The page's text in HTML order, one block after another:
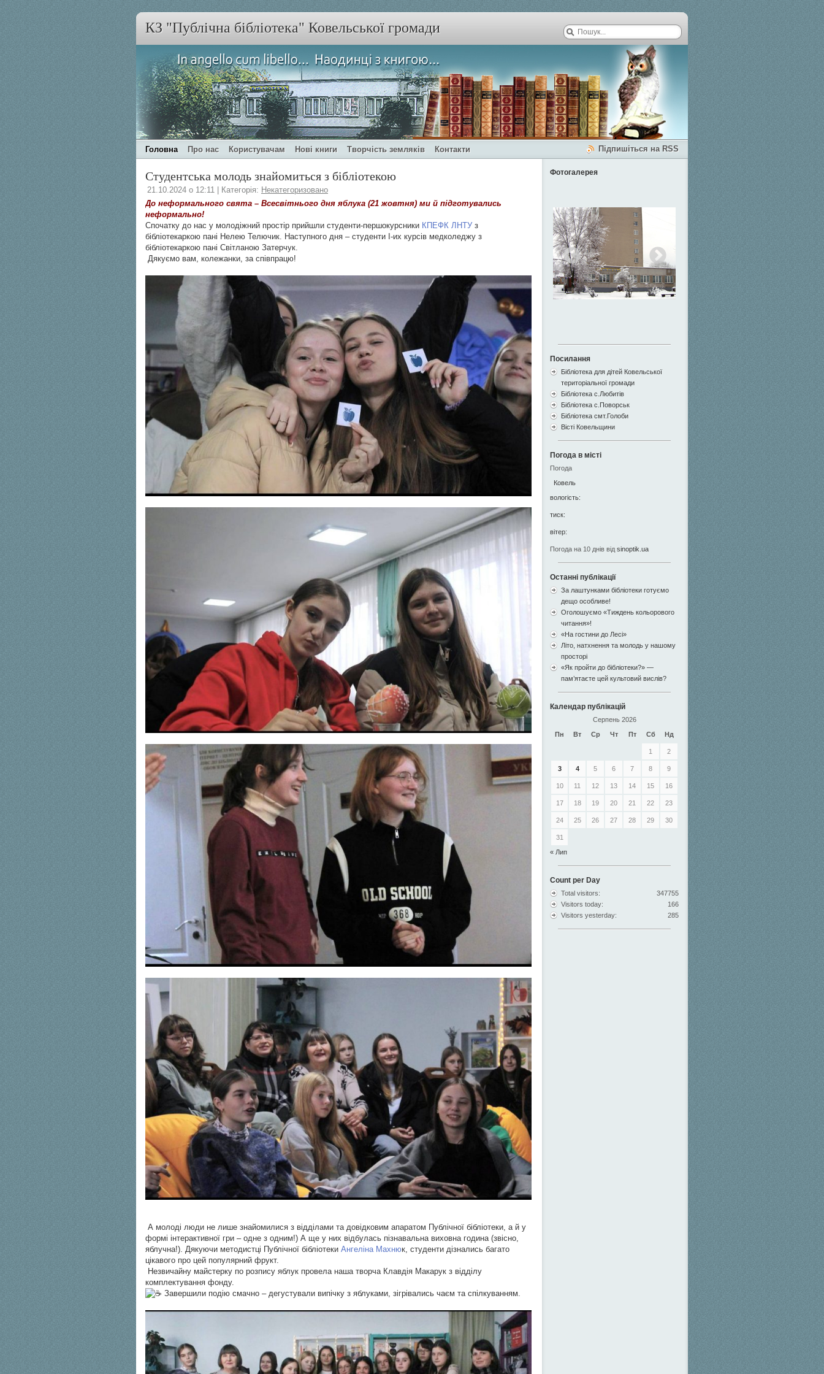
КЗ "Публічна бібліотека" Ковельської громади
Головна Про нас Користувачам Нові книги Творчість земляків Контакти Підпишіться на RSS
Студентська молодь знайомиться з бібліотекою
21.10.2024 о 12:11 | Категорія: Некатегоризовано
До неформального свята – Всесвітнього дня яблука (21 жовтня) ми й підготувались
неформально!
Спочатку до нас у молодіжний простір прийшли студенти-першокурсники КПЕФК ЛНТУ з
бібліотекаркою пані Нелею Телючик. Наступного дня – студенти I-их курсів медколеджу з
бібліотекаркою пані Світланою Затерчук.
Дякуємо вам, колежанки, за співпрацю!
А молоді люди не лише знайомилися з відділами та довідковим апаратом Публічної бібліотеки, а й у
формі інтерактивної гри – одне з одним!) А ще у них відбулась пізнавальна виховна година (звісно,
яблучна!). Дякуючи методистці Публічної бібліотеки Ангеліна Махнюк, студенти дізнались багато
цікавого про цей популярний фрукт.
Незвичайну майстерку по розпису яблук провела наша творча Клавдія Макарук з відділу
комплектування фонду.
Завершили подію смачно – дегустували випічку з яблуками, зігрівались чаєм та спілкуванням.
Фотогалерея
Посилання
Бібліотека для дітей Ковельської
територіальної громади
Бібліотека с.Любитів
Бібліотека с.Поворськ
Бібліотека смт.Голоби
Вісті Ковельщини
Погода в місті
Погода
Ковель
вологість:
тиск:
вітер:
Погода на 10 днів від sinoptik.ua
Останні публікації
За лаштунками бібліотеки готуємо
дещо особливе!
Оголошуємо «Тиждень кольорового
читання»!
«На гостини до Лесі»
Літо, натхнення та молодь у нашому
просторі
«Як пройти до бібліотеки?» —
пам’ятаєте цей культовий вислів?
Календар публікацій
Серпень 2026
Пн
Вт Ср Чт Пт Сб Нд
1 2
3 4 5 6 7 8 9
10 11 12 13 14 15 16
17 18 19 20 21 22 23
24 25 26 27 28 29 30
31
« Лип
Count per Day
347755
Total visitors:
166
Visitors today:
285
Visitors yesterday: